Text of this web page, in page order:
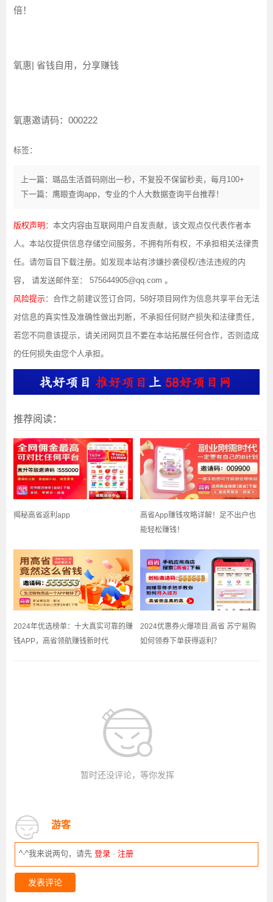
倍！
氧惠| 省钱自用，分享赚钱
氧惠邀请码：000222
标签：
上一篇：璐品生活首码刚出一秒，不复投不保留秒卖，每月100+
下一篇：鹰眼查询app，专业的个人大数据查询平台推荐！
版权声明 ：本文内容由互联网用户自发贡献，该文观点仅代表作者本
人。本站仅提供信息存储空间服务，不拥有所有权，不承担相关法律责
任。请勿盲目下载注册。如发现本站有涉嫌抄袭侵权/违法违规的内
容， 请发送邮件至： 575644905@qq.com 。
风险提示：合作之前建议签订合同，58好项目网作为信息共享平台无法
对信息的真实性及准确性做出判断，不承担任何财产损失和法律责任，
若您不同意该提示，请关闭网页且不要在本站拓展任何合作，否则造成
的任何损失由您个人承担。
推荐阅读：
揭秘高省返利app
高省App赚钱攻略详解！足不出户也
能轻松赚钱！
2024年优选榜单：十大真实可靠的赚
钱APP，高省领航赚钱新时代
2024优惠券火爆项目:高省 苏宁易购
如何领券下单获得返利？
暂时还没评论，等你发挥
游客
^-^我来说两句，请先登录 · 注册
发表评论